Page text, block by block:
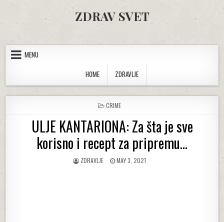
ZDRAV SVET
MENU
HOME
ZDRAVLJE
POSTED IN
CRIME
ULJE KANTARIONA: Za šta je sve
korisno i recept za pripremu…
AUTHOR:
ZDRAVLJE PUBLISHED DATE:
MAY 3, 2021